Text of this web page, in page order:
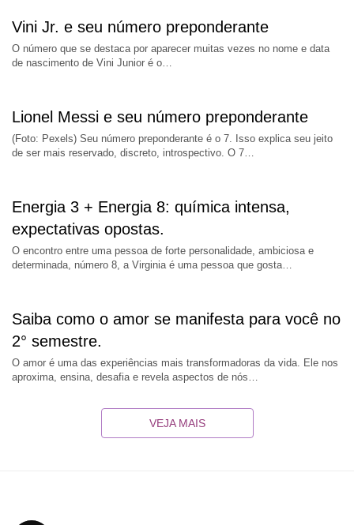
Vini Jr. e seu número preponderante
O número que se destaca por aparecer muitas vezes no nome e data
de nascimento de Vini Junior é o…
Lionel Messi e seu número preponderante
(Foto: Pexels) Seu número preponderante é o 7. Isso explica seu jeito
de ser mais reservado, discreto, introspectivo. O 7…
Energia 3 + Energia 8: química intensa,
expectativas opostas.
O encontro entre uma pessoa de forte personalidade, ambiciosa e
determinada, número 8, a Virginia é uma pessoa que gosta…
Saiba como o amor se manifesta para você no
2° semestre.
O amor é uma das experiências mais transformadoras da vida. Ele nos
aproxima, ensina, desafia e revela aspectos de nós…
VEJA MAIS